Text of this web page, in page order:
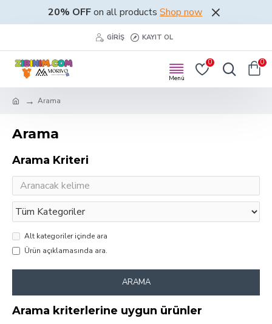
20% OFFon all products Shop now
GIRIŞ KAYIT OL
0 0
Arama
Arama
Arama Kriteri
Alt kategoriler içinde ara
Ürün açıklamasında ara.
ARAMA
Arama kriterlerine uygun ürünler